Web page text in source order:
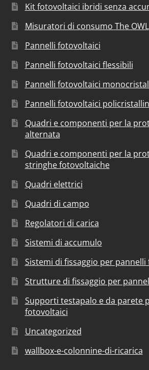
Kit fotovoltaici ibridi senza
Misuratori di consumo The OWL
Pannelli fotovoltaici
Pannelli fotovoltaici flessibili
Pannelli fotovoltaici
Pannelli fotovoltaici
Quadri e componenti per la
alternata
Quadri e componenti per la
stringhe fotovoltaiche
Quadri elettrici
Quadri di campo
Regolatori di carica
Sistemi di accumulo
Sistemi di fissaggio per
Strutture di fissaggio per
Supporti testapalo e da parete
fotovoltaici
Uncategorized
wallbox-e-colonnine-di-ricarica